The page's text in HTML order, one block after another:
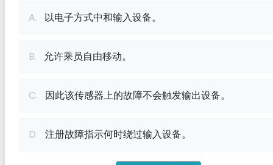
A. 以电子方式中和输入设备。
B. 允许乘员自由移动。
C. 因此该传感器上的故障不会触发输出设备。
D. 注册故障指示何时绕过输入设备。